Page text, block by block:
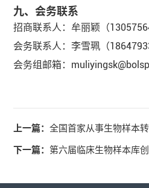
九、会务联系
招商联系人：牟丽颖（
会务联系人：李雪珮（
会务组邮箱：
上一篇：
下一篇： 第六届临床生物样本库